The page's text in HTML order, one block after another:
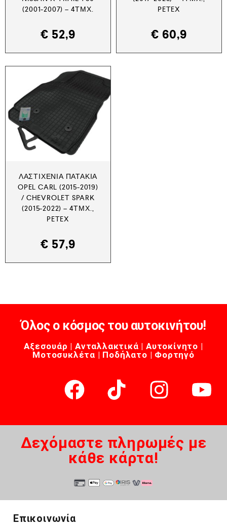
(2001-2007) – 4ΤΜΧ.
€ 52,9
PETEX
€ 60,9
ΛΑΣΤΙΧΈΝΙΑ ΠΑΤΆΚΙΑ
OPEL CARL (2015-2019)
/ CHEVROLET SPARK
(2015-2022) – 4ΤΜΧ.,
PETEX
€ 57,9
Όλος ο κόσμος του αυτοκινήτου!
Αξεσουάρ | Ανταλλακτικά | Αυτοκίνητο |
Μοτοσυκλέτα | Ποδήλατο | Φορτηγό
Δεχόμαστε πληρωμές με
κάθε κάρτα!
Επικοινωνία